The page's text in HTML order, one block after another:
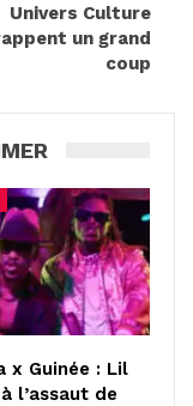
Univers Culture
un grand
coup
x Guinée : Lil
l’assaut de